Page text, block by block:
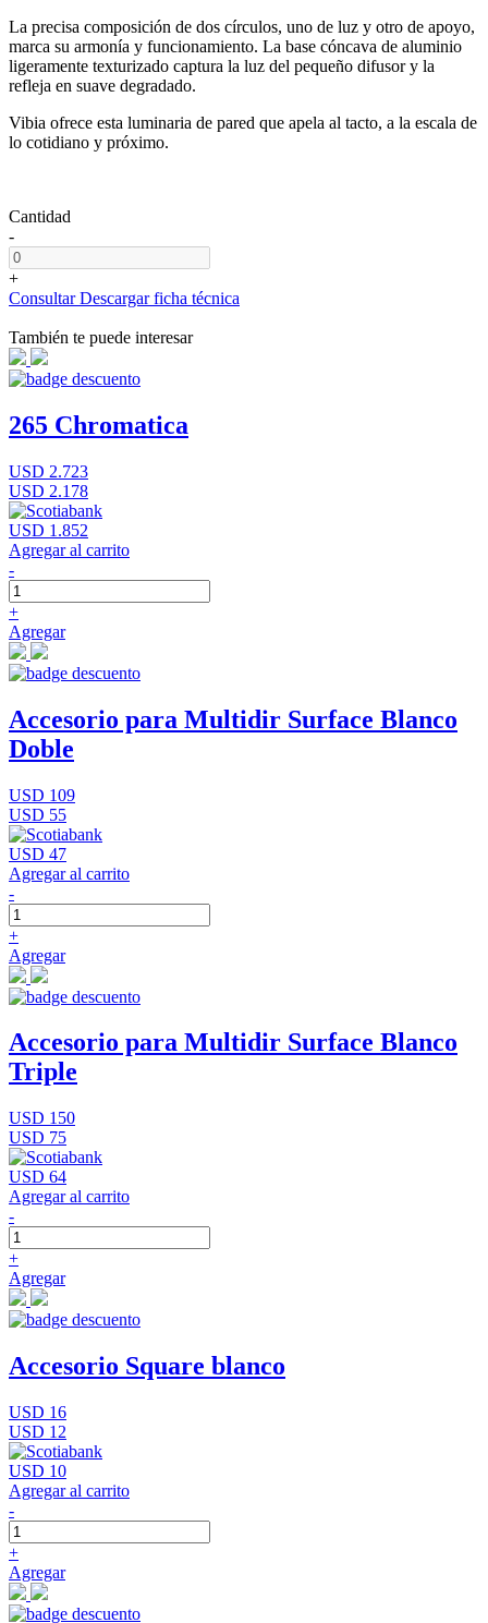
La precisa composición de dos círculos, uno de luz y otro de apoyo,
marca su armonía y funcionamiento. La base cóncava de aluminio
ligeramente texturizado captura la luz del pequeño difusor y la
refleja en suave degradado.
Vibia ofrece esta luminaria de pared que apela al tacto, a la escala de
lo cotidiano y próximo.
Cantidad
-
+
ConsultarDescargar ficha técnica
También te puede interesar
265 Chromatica
USD 2.723
USD 2.178
USD 1.852
Agregar al carrito
-
+
Agregar
Accesorio para Multidir Surface Blanco
Doble
USD 109
USD 55
USD 47
Agregar al carrito
-
+
Agregar
Accesorio para Multidir Surface Blanco
Triple
USD 150
USD 75
USD 64
Agregar al carrito
-
+
Agregar
Accesorio Square blanco
USD 16
USD 12
USD 10
Agregar al carrito
-
+
Agregar